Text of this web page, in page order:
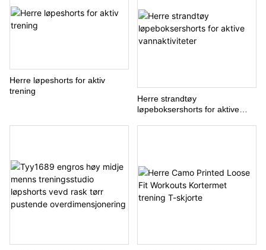
Herre løpeshorts for aktiv
trening
Herre strandtøy
løpeboksershorts for aktive